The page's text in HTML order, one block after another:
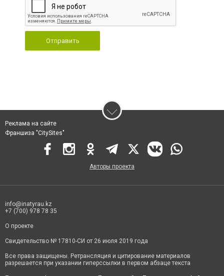
Отправить
Реклама на сайте
Франшиза "CitySites"
Авторы проекта
info@inatyrau.kz
+7 (700) 978 78 35
О проекте
Свидетельство № 17810-СИ от 26 июля 2019 года
Все права защищены. Ретрансляция и цитирование материалов
разрешается при указании гиперссылки в первом абзаце текста